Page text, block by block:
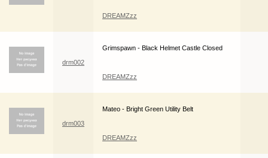
DREAMZzz
drm002
Grimspawn - Black Helmet Castle Closed
DREAMZzz
drm003
Mateo - Bright Green Utility Belt
DREAMZzz